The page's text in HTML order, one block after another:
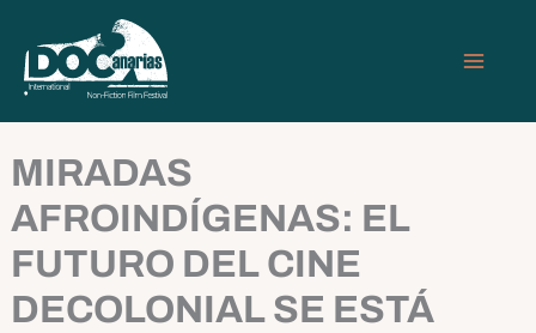
content
MIRADAS
AFROINDÍGENAS: EL
FUTURO DEL CINE
DECOLONIAL SE ESTÁ